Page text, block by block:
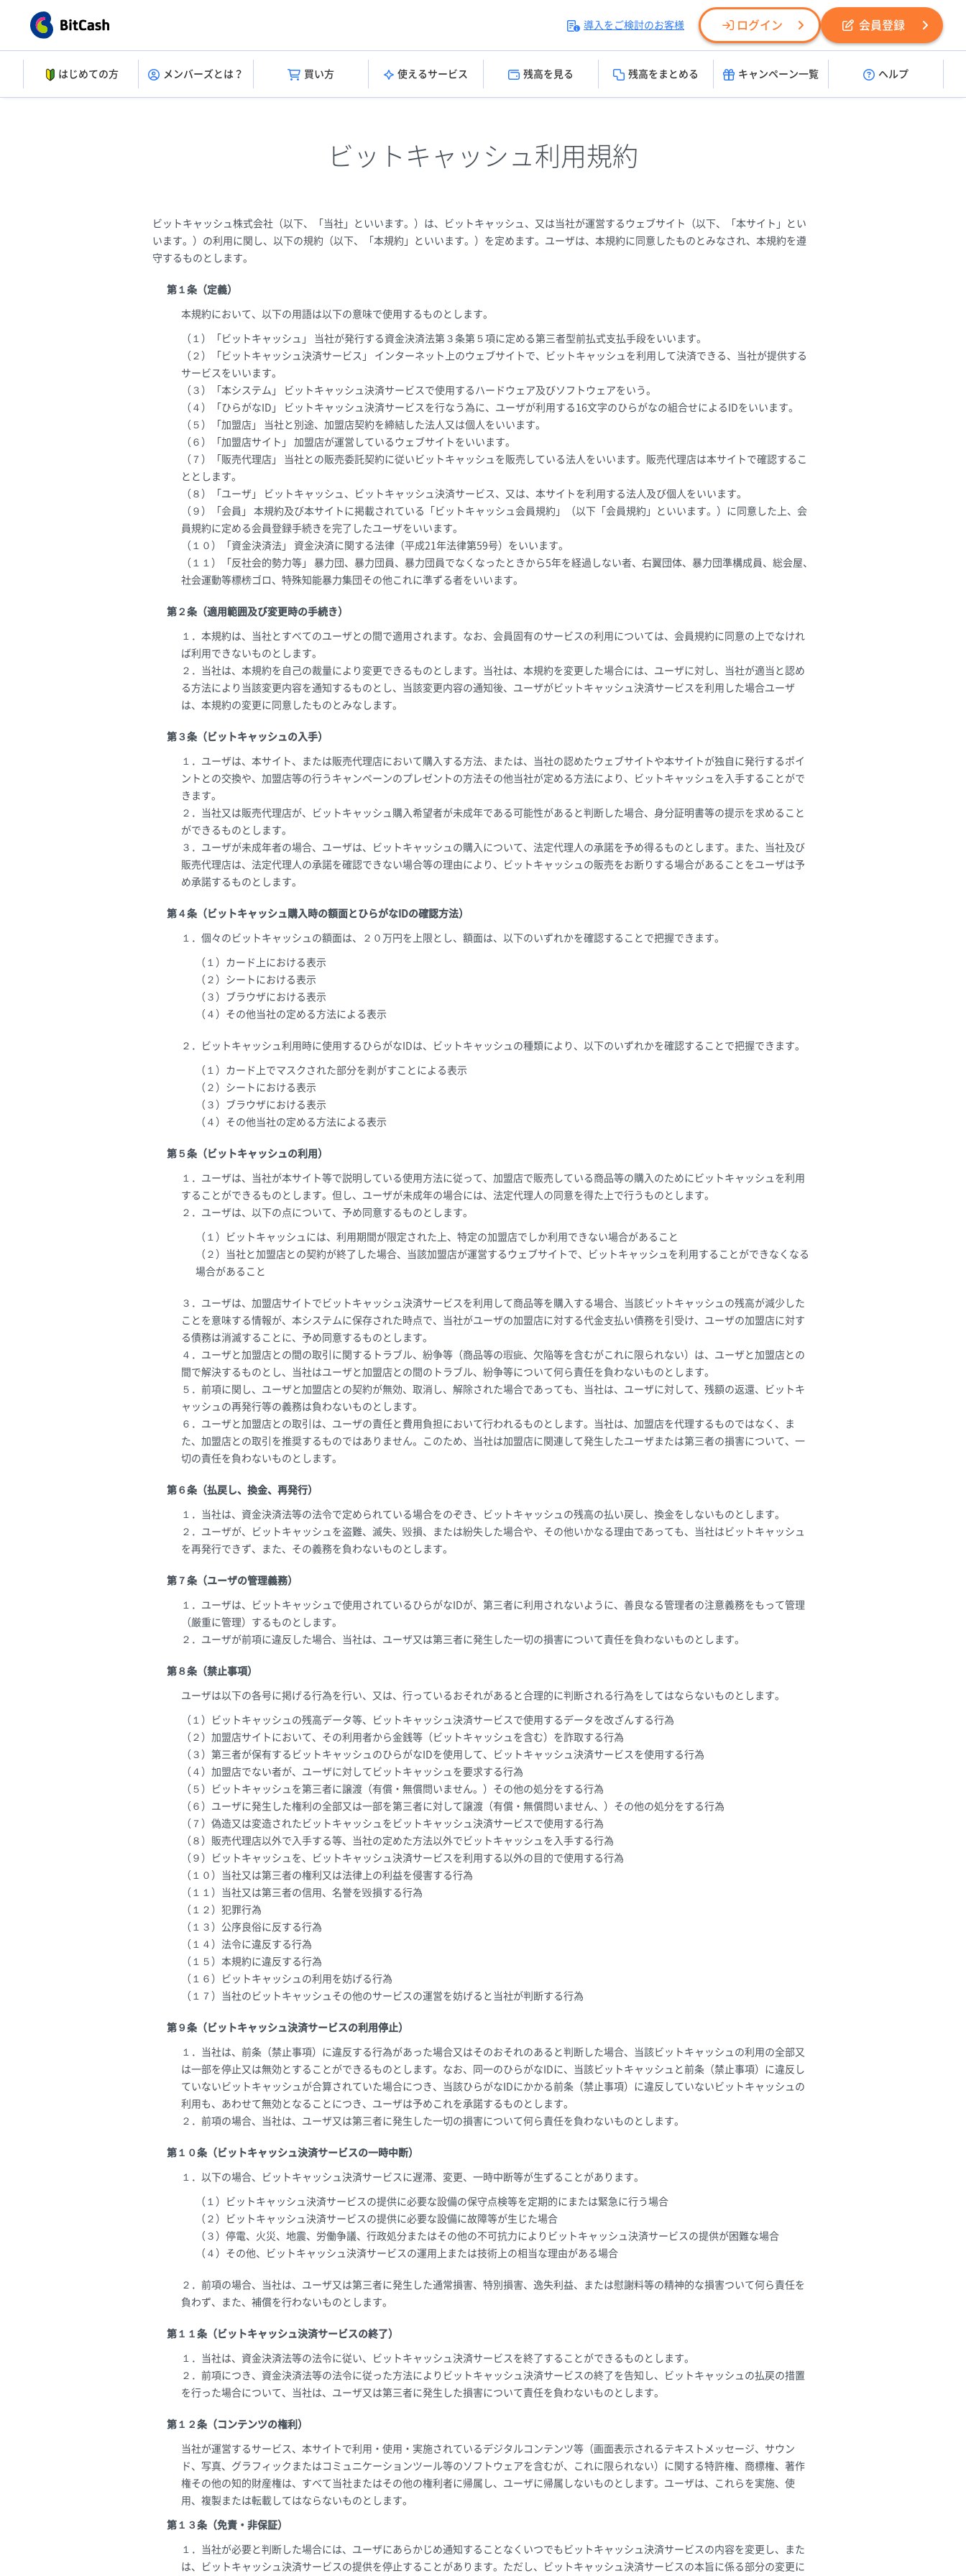
導入をご検討のお客様 ログイン 会員登録
はじめての方 メンバーズとは？ 買い方 使えるサービス 残高を見る 残高をまとめる キャンペーン一覧 ヘルプ
ビットキャッシュ利用規約
ビットキャッシュ株式会社（以下、「当社」といいます。）は、ビットキャッシュ、又は当社が運営するウェブサイト（以下、「本サイト」とい
います。）の利用に関し、以下の規約（以下、「本規約」といいます。）を定めます。ユーザは、本規約に同意したものとみなされ、本規約を遵
守するものとします。
第１条（定義）
本規約において、以下の用語は以下の意味で使用するものとします。
（１）「ビットキャッシュ」 当社が発行する資金決済法第３条第５項に定める第三者型前払式支払手段をいいます。
（２）「ビットキャッシュ決済サービス」 インターネット上のウェブサイトで、ビットキャッシュを利用して決済できる、当社が提供する
サービスをいいます。
（３）「本システム」 ビットキャッシュ決済サービスで使用するハードウェア及びソフトウェアをいう。
（４）「ひらがなID」 ビットキャッシュ決済サービスを行なう為に、ユーザが利用する16文字のひらがなの組合せによるIDをいいます。
（５）「加盟店」 当社と別途、加盟店契約を締結した法人又は個人をいいます。
（６）「加盟店サイト」 加盟店が運営しているウェブサイトをいいます。
（７）「販売代理店」 当社との販売委託契約に従いビットキャッシュを販売している法人をいいます。販売代理店は本サイトで確認するこ
ととします。
（８）「ユーザ」 ビットキャッシュ、ビットキャッシュ決済サービス、又は、本サイトを利用する法人及び個人をいいます。
（９）「会員」 本規約及び本サイトに掲載されている「ビットキャッシュ会員規約」（以下「会員規約」といいます。）に同意した上、会
員規約に定める会員登録手続きを完了したユーザをいいます。
（１０）「資金決済法」 資金決済に関する法律（平成21年法律第59号）をいいます。
（１１）「反社会的勢力等」 暴力団、暴力団員、暴力団員でなくなったときから5年を経過しない者、右翼団体、暴力団準構成員、総会屋、
社会運動等標榜ゴロ、特殊知能暴力集団その他これに準ずる者をいいます。
第２条（適用範囲及び変更時の手続き）
１．本規約は、当社とすべてのユーザとの間で適用されます。なお、会員固有のサービスの利用については、会員規約に同意の上でなけれ
ば利用できないものとします。
２．当社は、本規約を自己の裁量により変更できるものとします。当社は、本規約を変更した場合には、ユーザに対し、当社が適当と認め
る方法により当該変更内容を通知するものとし、当該変更内容の通知後、ユーザがビットキャッシュ決済サービスを利用した場合ユーザ
は、本規約の変更に同意したものとみなします。
第３条（ビットキャッシュの入手）
１．ユーザは、本サイト、または販売代理店において購入する方法、または、当社の認めたウェブサイトや本サイトが独自に発行するポイ
ントとの交換や、加盟店等の行うキャンペーンのプレゼントの方法その他当社が定める方法により、ビットキャッシュを入手することがで
きます。
２．当社又は販売代理店が、ビットキャッシュ購入希望者が未成年である可能性があると判断した場合、身分証明書等の提示を求めること
ができるものとします。
３．ユーザが未成年者の場合、ユーザは、ビットキャッシュの購入について、法定代理人の承諾を予め得るものとします。また、当社及び
販売代理店は、法定代理人の承諾を確認できない場合等の理由により、ビットキャッシュの販売をお断りする場合があることをユーザは予
め承諾するものとします。
第４条（ビットキャッシュ購入時の額面とひらがなIDの確認方法）
１．個々のビットキャッシュの額面は、２０万円を上限とし、額面は、以下のいずれかを確認することで把握できます。
（１）カード上における表示
（２）シートにおける表示
（３）ブラウザにおける表示
（４）その他当社の定める方法による表示
２．ビットキャッシュ利用時に使用するひらがなIDは、ビットキャッシュの種類により、以下のいずれかを確認することで把握できます。
（１）カード上でマスクされた部分を剥がすことによる表示
（２）シートにおける表示
（３）ブラウザにおける表示
（４）その他当社の定める方法による表示
第５条（ビットキャッシュの利用）
１．ユーザは、当社が本サイト等で説明している使用方法に従って、加盟店で販売している商品等の購入のためにビットキャッシュを利用
することができるものとします。但し、ユーザが未成年の場合には、法定代理人の同意を得た上で行うものとします。
２．ユーザは、以下の点について、予め同意するものとします。
（１）ビットキャッシュには、利用期間が限定された上、特定の加盟店でしか利用できない場合があること
（２）当社と加盟店との契約が終了した場合、当該加盟店が運営するウェブサイトで、ビットキャッシュを利用することができなくなる
場合があること
３．ユーザは、加盟店サイトでビットキャッシュ決済サービスを利用して商品等を購入する場合、当該ビットキャッシュの残高が減少した
ことを意味する情報が、本システムに保存された時点で、当社がユーザの加盟店に対する代金支払い債務を引受け、ユーザの加盟店に対す
る債務は消滅することに、予め同意するものとします。
４．ユーザと加盟店との間の取引に関するトラブル、紛争等（商品等の瑕疵、欠陥等を含むがこれに限られない）は、ユーザと加盟店との
間で解決するものとし、当社はユーザと加盟店との間のトラブル、紛争等について何ら責任を負わないものとします。
５．前項に関し、ユーザと加盟店との契約が無効、取消し、解除された場合であっても、当社は、ユーザに対して、残額の返還、ビットキ
ャッシュの再発行等の義務は負わないものとします。
６．ユーザと加盟店との取引は、ユーザの責任と費用負担において行われるものとします。当社は、加盟店を代理するものではなく、ま
た、加盟店との取引を推奨するものではありません。このため、当社は加盟店に関連して発生したユーザまたは第三者の損害について、一
切の責任を負わないものとします。
第６条（払戻し、換金、再発行）
１．当社は、資金決済法等の法令で定められている場合をのぞき、ビットキャッシュの残高の払い戻し、換金をしないものとします。
２．ユーザが、ビットキャッシュを盗難、滅失、毀損、または紛失した場合や、その他いかなる理由であっても、当社はビットキャッシュ
を再発行できず、また、その義務を負わないものとします。
第７条（ユーザの管理義務）
１．ユーザは、ビットキャッシュで使用されているひらがなIDが、第三者に利用されないように、善良なる管理者の注意義務をもって管理
（厳重に管理）するものとします。
２．ユーザが前項に違反した場合、当社は、ユーザ又は第三者に発生した一切の損害について責任を負わないものとします。
第８条（禁止事項）
ユーザは以下の各号に掲げる行為を行い、又は、行っているおそれがあると合理的に判断される行為をしてはならないものとします。
（１）ビットキャッシュの残高データ等、ビットキャッシュ決済サービスで使用するデータを改ざんする行為
（２）加盟店サイトにおいて、その利用者から金銭等（ビットキャッシュを含む）を詐取する行為
（３）第三者が保有するビットキャッシュのひらがなIDを使用して、ビットキャッシュ決済サービスを使用する行為
（４）加盟店でない者が、ユーザに対してビットキャッシュを要求する行為
（５）ビットキャッシュを第三者に譲渡（有償・無償問いません。）その他の処分をする行為
（６）ユーザに発生した権利の全部又は一部を第三者に対して譲渡（有償・無償問いません、）その他の処分をする行為
（７）偽造又は変造されたビットキャッシュをビットキャッシュ決済サービスで使用する行為
（８）販売代理店以外で入手する等、当社の定めた方法以外でビットキャッシュを入手する行為
（９）ビットキャッシュを、ビットキャッシュ決済サービスを利用する以外の目的で使用する行為
（１０）当社又は第三者の権利又は法律上の利益を侵害する行為
（１１）当社又は第三者の信用、名誉を毀損する行為
（１２）犯罪行為
（１３）公序良俗に反する行為
（１４）法令に違反する行為
（１５）本規約に違反する行為
（１６）ビットキャッシュの利用を妨げる行為
（１７）当社のビットキャッシュその他のサービスの運営を妨げると当社が判断する行為
第９条（ビットキャッシュ決済サービスの利用停止）
１．当社は、前条（禁止事項）に違反する行為があった場合又はそのおそれのあると判断した場合、当該ビットキャッシュの利用の全部又
は一部を停止又は無効とすることができるものとします。なお、同一のひらがなIDに、当該ビットキャッシュと前条（禁止事項）に違反し
ていないビットキャッシュが合算されていた場合につき、当該ひらがなIDにかかる前条（禁止事項）に違反していないビットキャッシュの
利用も、あわせて無効となることにつき、ユーザは予めこれを承諾するものとします。
２．前項の場合、当社は、ユーザ又は第三者に発生した一切の損害について何ら責任を負わないものとします。
第１０条（ビットキャッシュ決済サービスの一時中断）
１．以下の場合、ビットキャッシュ決済サービスに遅滞、変更、一時中断等が生ずることがあります。
（１）ビットキャッシュ決済サービスの提供に必要な設備の保守点検等を定期的にまたは緊急に行う場合
（２）ビットキャッシュ決済サービスの提供に必要な設備に故障等が生じた場合
（３）停電、火災、地震、労働争議、行政処分またはその他の不可抗力によりビットキャッシュ決済サービスの提供が困難な場合
（４）その他、ビットキャッシュ決済サービスの運用上または技術上の相当な理由がある場合
２．前項の場合、当社は、ユーザ又は第三者に発生した通常損害、特別損害、逸失利益、または慰謝料等の精神的な損害ついて何ら責任を
負わず、また、補償を行わないものとします。
第１１条（ビットキャッシュ決済サービスの終了）
１．当社は、資金決済法等の法令に従い、ビットキャッシュ決済サービスを終了することができるものとします。
２．前項につき、資金決済法等の法令に従った方法によりビットキャッシュ決済サービスの終了を告知し、ビットキャッシュの払戻の措置
を行った場合について、当社は、ユーザ又は第三者に発生した損害について責任を負わないものとします。
第１２条（コンテンツの権利）
当社が運営するサービス、本サイトで利用・使用・実施されているデジタルコンテンツ等（画面表示されるテキストメッセージ、サウン
ド、写真、グラフィックまたはコミュニケーションツール等のソフトウェアを含むが、これに限られない）に関する特許権、商標権、著作
権その他の知的財産権は、すべて当社またはその他の権利者に帰属し、ユーザに帰属しないものとします。ユーザは、これらを実施、使
用、複製または転載してはならないものとします。
第１３条（免責・非保証）
１．当社が必要と判断した場合には、ユーザにあらかじめ通知することなくいつでもビットキャッシュ決済サービスの内容を変更し、また
は、ビットキャッシュ決済サービスの提供を停止することがあります。ただし、ビットキャッシュ決済サービスの本旨に係る部分の変更に